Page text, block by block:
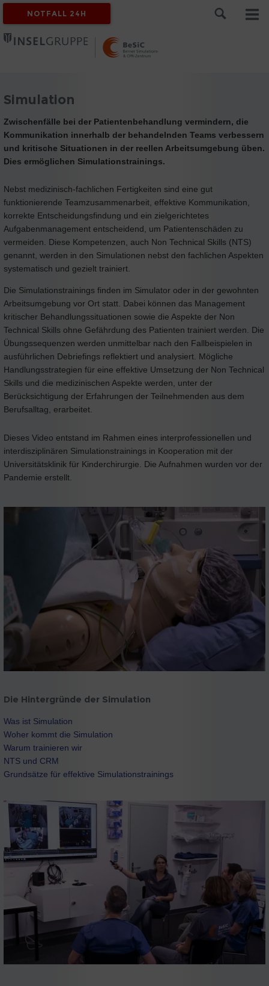
NOTFALL 24H
Simulation
Zwischenfälle bei der Patientenbehandlung vermindern, die
Kommunikation innerhalb der behandelnden Teams verbessern
und kritische Situationen in der reellen Arbeitsumgebung üben.
Dies ermöglichen Simulationstrainings.
Nebst medizinisch-fachlichen Fertigkeiten sind eine gut
funktionierende Teamzusammenarbeit, effektive Kommunikation,
korrekte Entscheidungsfindung und ein zielgerichtetes
Aufgabenmanagement entscheidend, um Patientenschäden zu
vermeiden. Diese Kompetenzen, auch Non Technical Skills (NTS)
genannt, werden in den Simulationen nebst den fachlichen Aspekten
systematisch und gezielt trainiert.
Die Simulationstrainings finden im Simulator oder in der gewohnten
Arbeitsumgebung vor Ort statt. Dabei können das Management
kritischer Behandlungssituationen sowie die Aspekte der Non
Technical Skills ohne Gefährdung des Patienten trainiert werden. Die
Übungssequenzen werden unmittelbar nach den Fallbeispielen in
ausführlichen Debriefings reflektiert und analysiert. Mögliche
Handlungsstrategien für eine effektive Umsetzung der Non Technical
Skills und die medizinischen Aspekte werden, unter der
Berücksichtigung der Erfahrungen der Teilnehmenden aus dem
Berufsalltag, erarbeitet.
Dieses Video entstand im Rahmen eines interprofessionellen und
interdisziplinären Simulationstrainings in Kooperation mit der
Universitätsklinik für Kinderchirurgie. Die Aufnahmen wurden vor der
Pandemie erstellt.
Die Hintergründe der Simulation
Was ist Simulation
Woher kommt die Simulation
Warum trainieren wir
NTS und CRM
Grundsätze für effektive Simulationstrainings